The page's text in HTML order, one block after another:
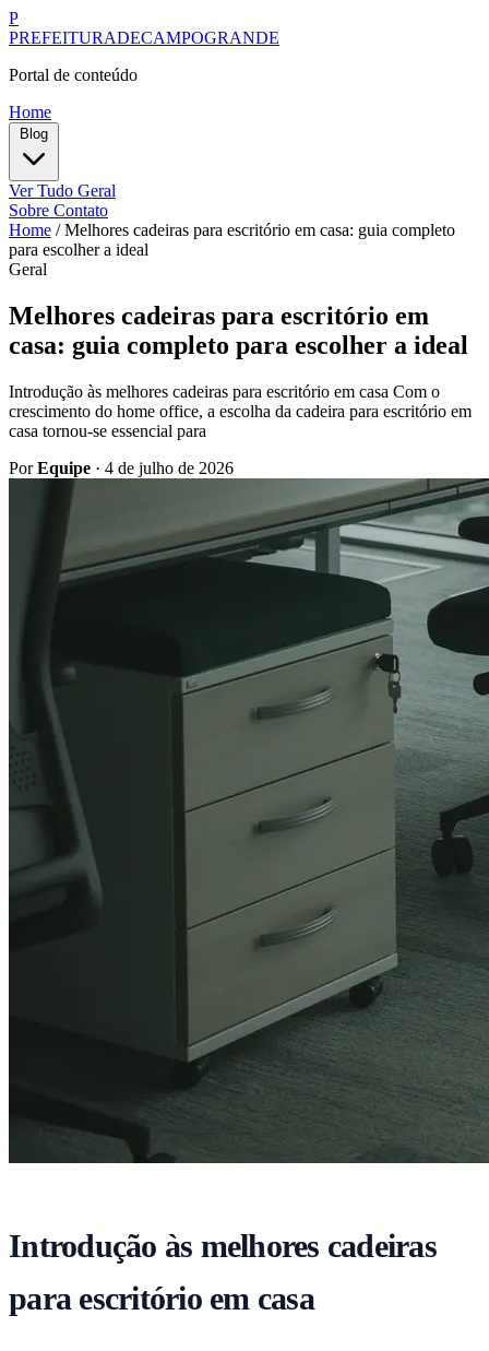
P
PREFEITURADECAMPOGRANDE
Portal de conteúdo
Home
Ver Tudo Geral
Sobre Contato
Home / Melhores cadeiras para escritório em casa: guia completo
para escolher a ideal
Geral
Melhores cadeiras para escritório em
casa: guia completo para escolher a ideal
Introdução às melhores cadeiras para escritório em casa Com o
crescimento do home office, a escolha da cadeira para escritório em
casa tornou-se essencial para
PorEquipe · 4 de julho de 2026
Introdução às melhores cadeiras
para escritório em casa